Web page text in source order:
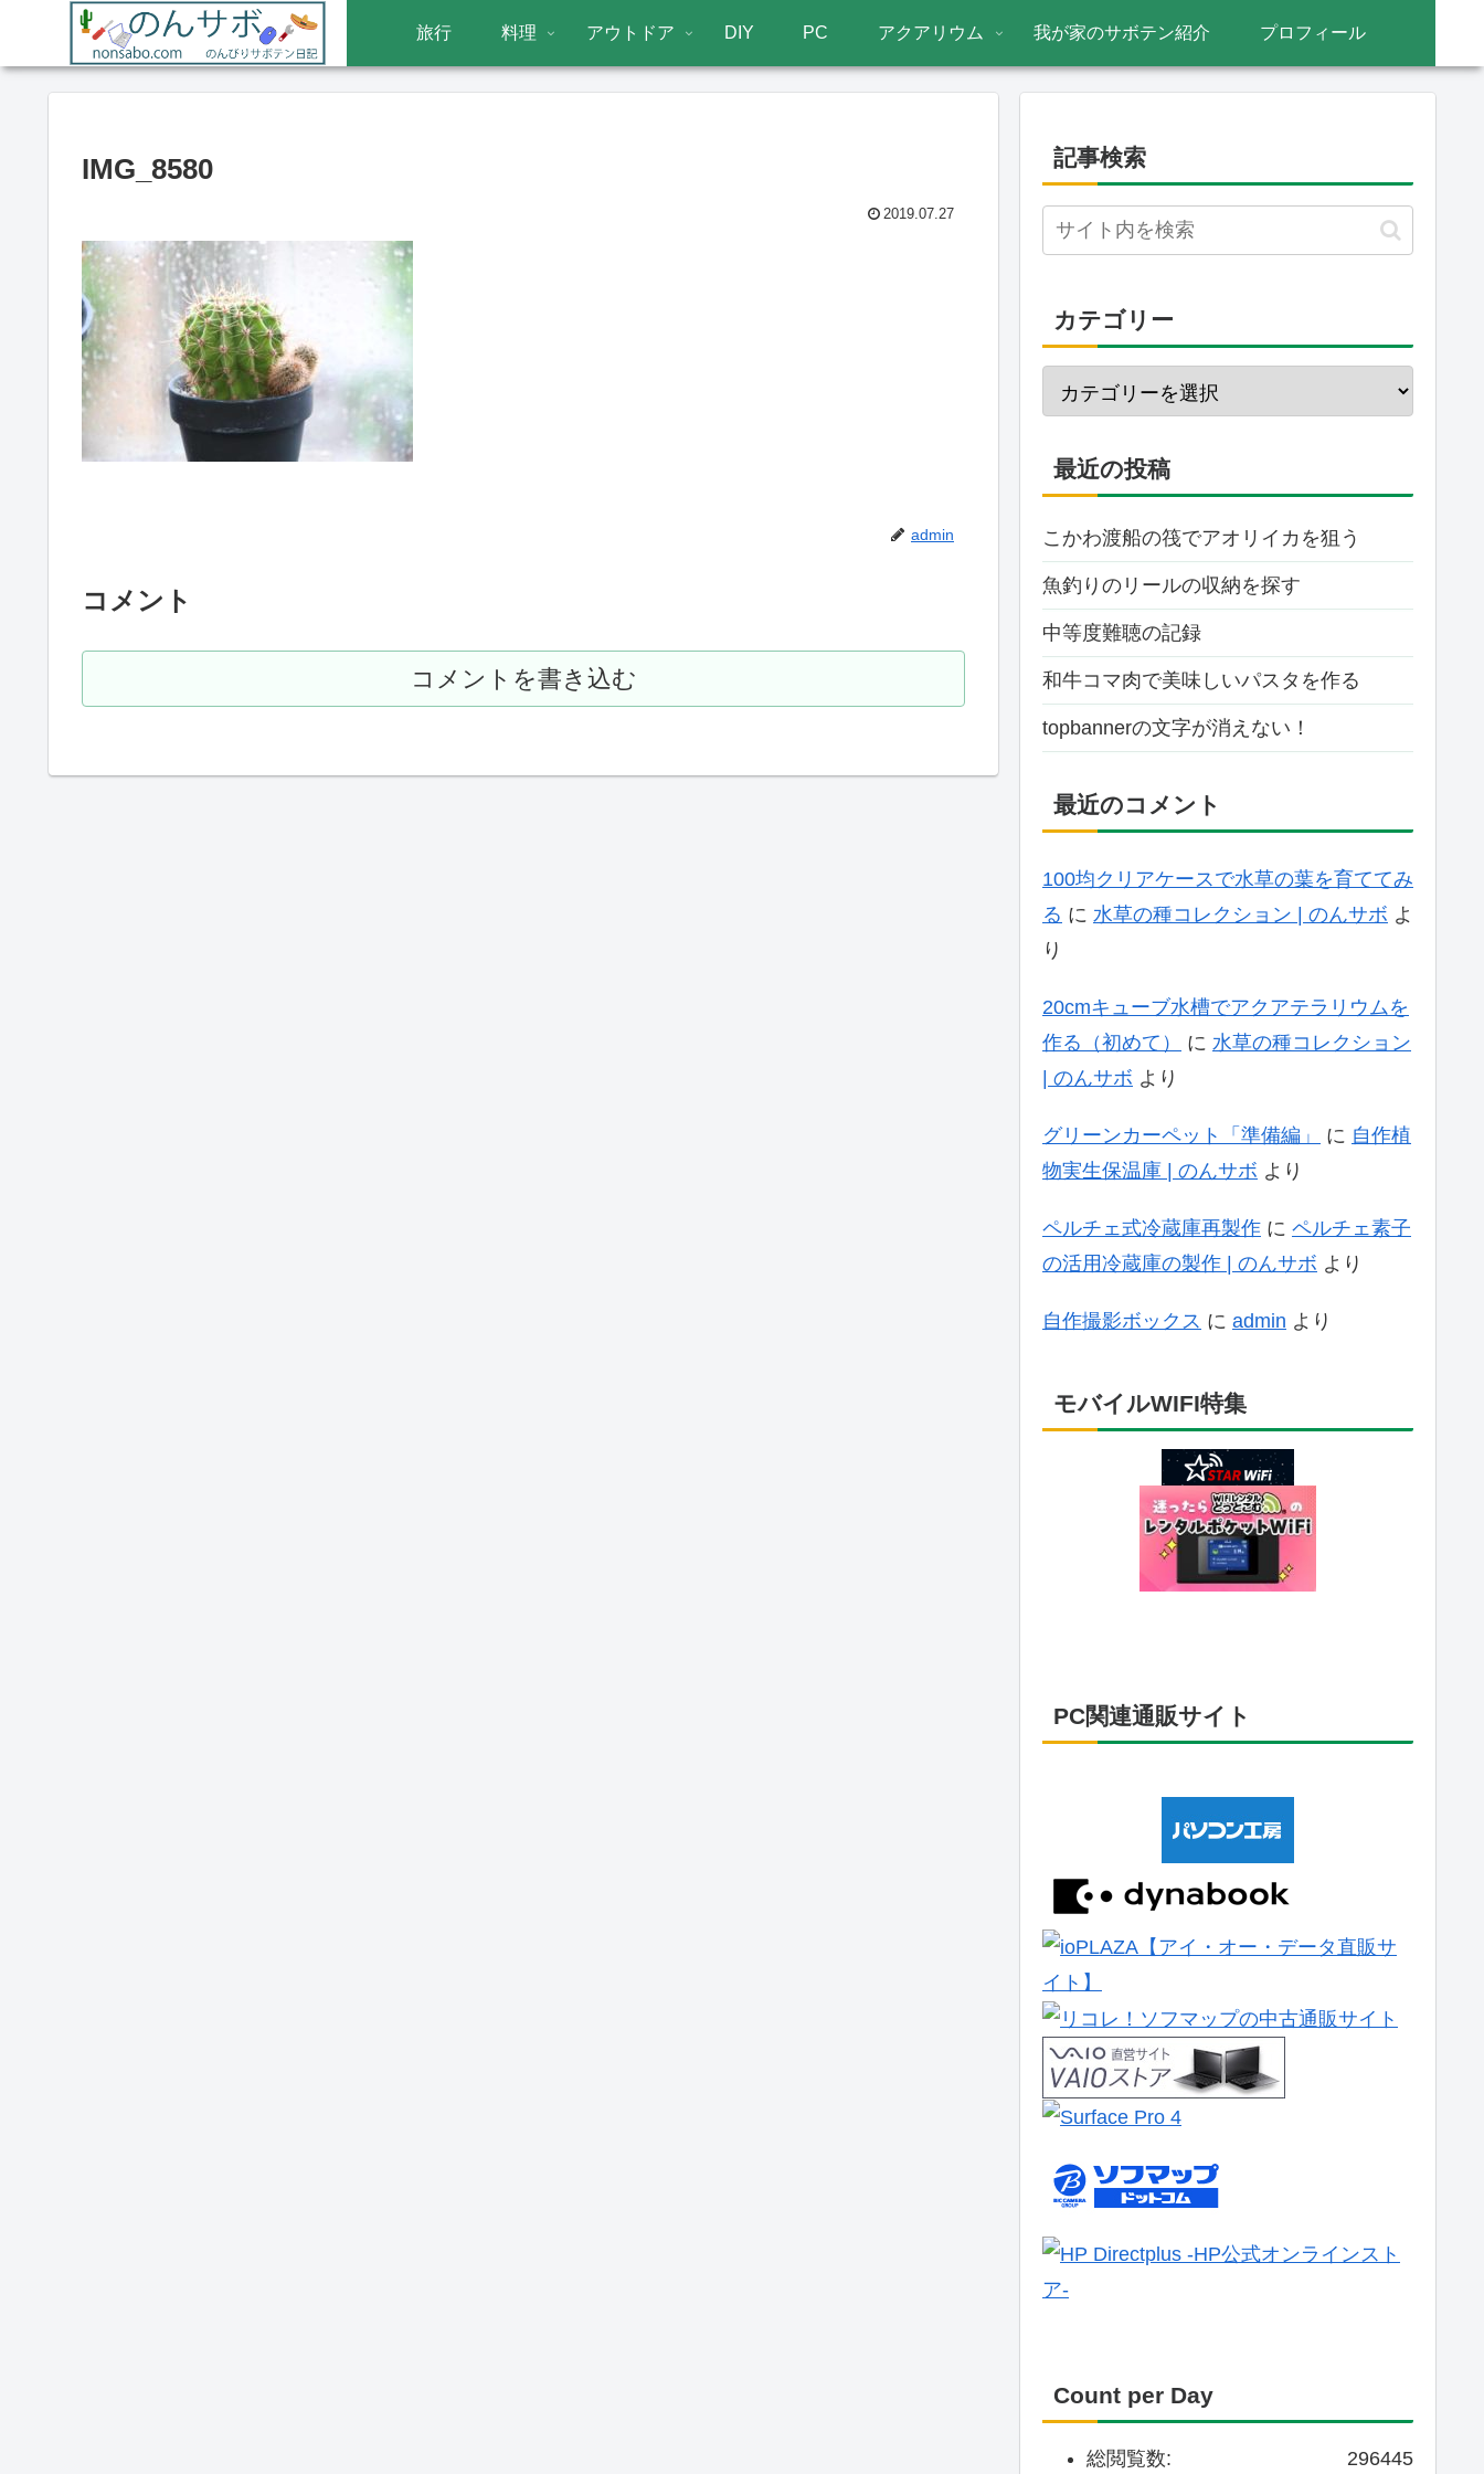
旅行 料理 アウトドア DIY PC アクアリウム 我が家のサボテン紹介 プロフィール
IMG_8580
2019.07.27
admin
コメント
コメントを書き込む
記事検索
カテゴリー
最近の投稿
こかわ渡船の筏でアオリイカを狙う
魚釣りのリールの収納を探す
中等度難聴の記録
和牛コマ肉で美味しいパスタを作る
topbannerの文字が消えない！
最近のコメント
100均クリアケースで水草の葉を育ててみ
る に 水草の種コレクション | のんサボ よ
り
20cmキューブ水槽でアクアテラリウムを
作る（初めて）
に 水草の種コレクション
| のんサボ より
グリーンカーペット「準備編」 に 自作植
物実生保温庫 | のんサボ より
ペルチェ式冷蔵庫再製作 に ペルチェ素子
の活用冷蔵庫の製作 | のんサボ より
自作撮影ボックス に admin より
モバイルWIFI特集
PC関連通販サイト
Count per Day
296445
総閲覧数: